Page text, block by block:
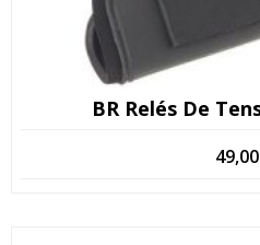
BR Relés De
49,00